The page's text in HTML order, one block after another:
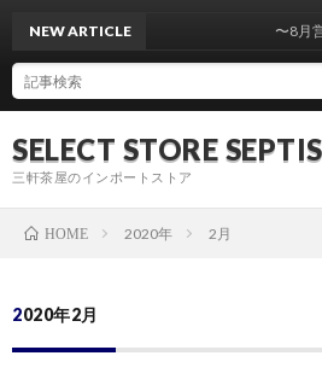
SELECT STORE SEPTIS
三軒茶屋のインポートストア
NEW ARTICLE 〜8月営業ス
HOME 2020年 2月
2020年2月